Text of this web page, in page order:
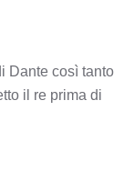
Dante così tanto
il re prima di